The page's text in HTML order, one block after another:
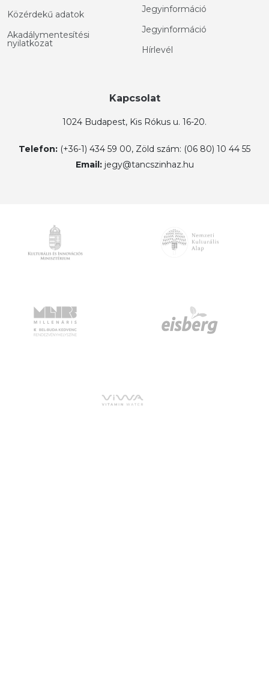
Közérdekű adatok
Akadálymentesítési
nyilatkozat
Jegyinformáció
Jegyinformáció
Hírlevél
Kapcsolat
1024 Budapest, Kis Rókus u. 16-20.
Telefon: (+36-1) 434 59 00, Zöld szám: (06 80) 10 44 55
Email: jegy@tancszinhaz.hu